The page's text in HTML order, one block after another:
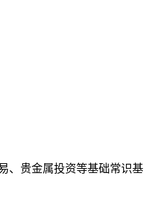
、贵金属投资等基础常识基